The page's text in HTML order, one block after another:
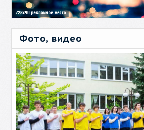
Фото, видео